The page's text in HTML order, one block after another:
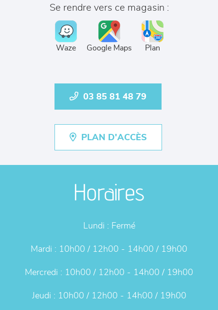
Se rendre vers ce magasin :
Waze Google Maps Plan
03 85 81 48 79
PLAN D'ACCÈS
Horaires
Lundi : Fermé
Mardi : 10h00 / 12h00 - 14h00 / 19h00
Mercredi : 10h00 / 12h00 - 14h00 / 19h00
Jeudi : 10h00 / 12h00 - 14h00 / 19h00